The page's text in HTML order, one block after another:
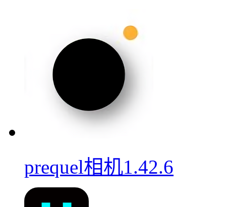
prequel相机1.42.6